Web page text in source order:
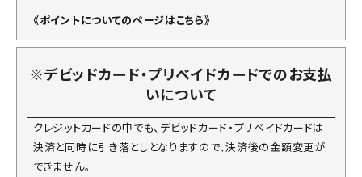
《ポイントについてのページはこちら》
※デビッドカード・プリベイドカードでのお支払
いについて
クレジットカードの中でも、デビッドカード・プリベイドカードは
決済と同時に引き落としとなりますので、決済後の金額変更が
できません。